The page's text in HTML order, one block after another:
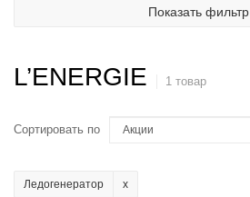
Показать фильтр
L’ENERGIE 1 товар
Сортировать по
Ледогенератор